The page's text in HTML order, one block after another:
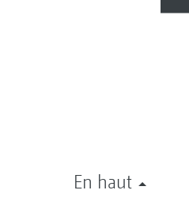
En haut